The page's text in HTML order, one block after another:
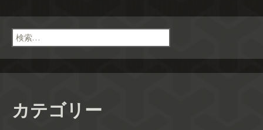
検
索:
カテゴリー